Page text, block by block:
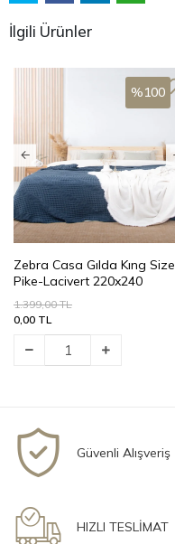
İlgili Ürünler
Zebra Casa Gılda Kıng Size
Pike-Lacivert 220x240
1.399,00 TL
0,00 TL
%100
Güvenli Alışveriş
HIZLI TESLİMAT